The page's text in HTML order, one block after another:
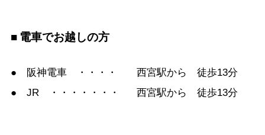
電車でお越しの方
● 阪神電車 ・・・・
西宮駅から 徒歩13分
● JR ・・・・・・・
西宮駅から 徒歩13分